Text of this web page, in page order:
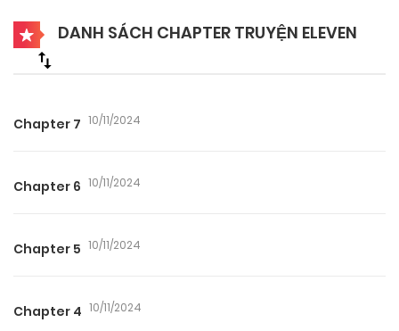
DANH SÁCH CHAPTER TRUYỆN ELEVEN
Chapter 7 10/11/2024
Chapter 6 10/11/2024
Chapter 5 10/11/2024
Chapter 4 10/11/2024